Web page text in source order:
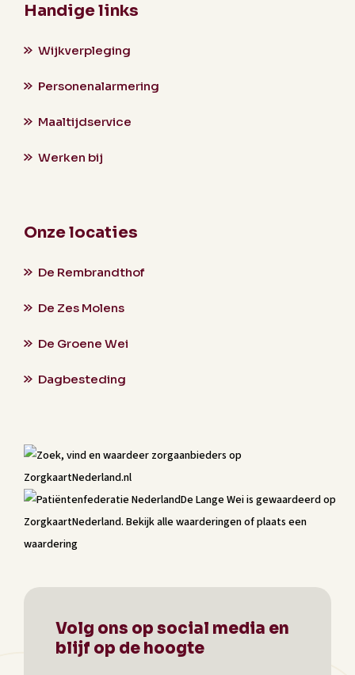
Handige links
Wijkverpleging
Personenalarmering
Maaltijdservice
Werken bij
Onze locaties
De Rembrandthof
De Zes Molens
De Groene Wei
Dagbesteding
De Lange Weiis gewaardeerd op
ZorgkaartNederland. Bekijk alle waarderingenofplaats een
waardering
Volg ons op social media en
blijf op de hoogte